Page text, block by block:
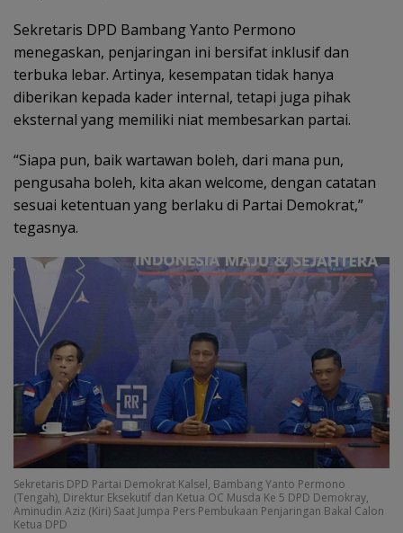
Sekretaris DPD Bambang Yanto Permono
menegaskan, penjaringan ini bersifat inklusif dan
terbuka lebar. Artinya, kesempatan tidak hanya
diberikan kepada kader internal, tetapi juga pihak
eksternal yang memiliki niat membesarkan partai.
“Siapa pun, baik wartawan boleh, dari mana pun,
pengusaha boleh, kita akan welcome, dengan catatan
sesuai ketentuan yang berlaku di Partai Demokrat,”
tegasnya.
Sekretaris DPD Partai Demokrat Kalsel, Bambang Yanto Permono
(Tengah), Direktur Eksekutif dan Ketua OC Musda Ke 5 DPD Demokray,
Aminudin Aziz (Kiri) Saat Jumpa Pers Pembukaan Penjaringan Bakal Calon
Ketua DPD